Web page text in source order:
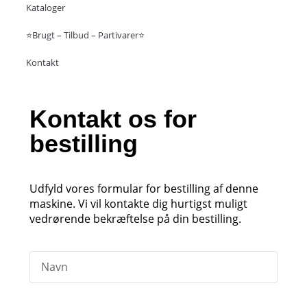
Kataloger
⭐Brugt – Tilbud – Partivarer⭐
Kontakt
Kontakt os for
bestilling
Udfyld vores formular for bestilling af denne
maskine. Vi vil kontakte dig hurtigst muligt
vedrørende bekræftelse på din bestilling.